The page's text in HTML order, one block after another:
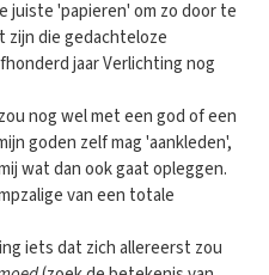
juiste 'papieren' om zo door te
zijn die gedachteloze
jaar Verlichting nog
nog wel met een god of een
goden zelf mag 'aankleden',
wat dan ook gaat opleggen.
van een totale
iets dat zich allereerst zou